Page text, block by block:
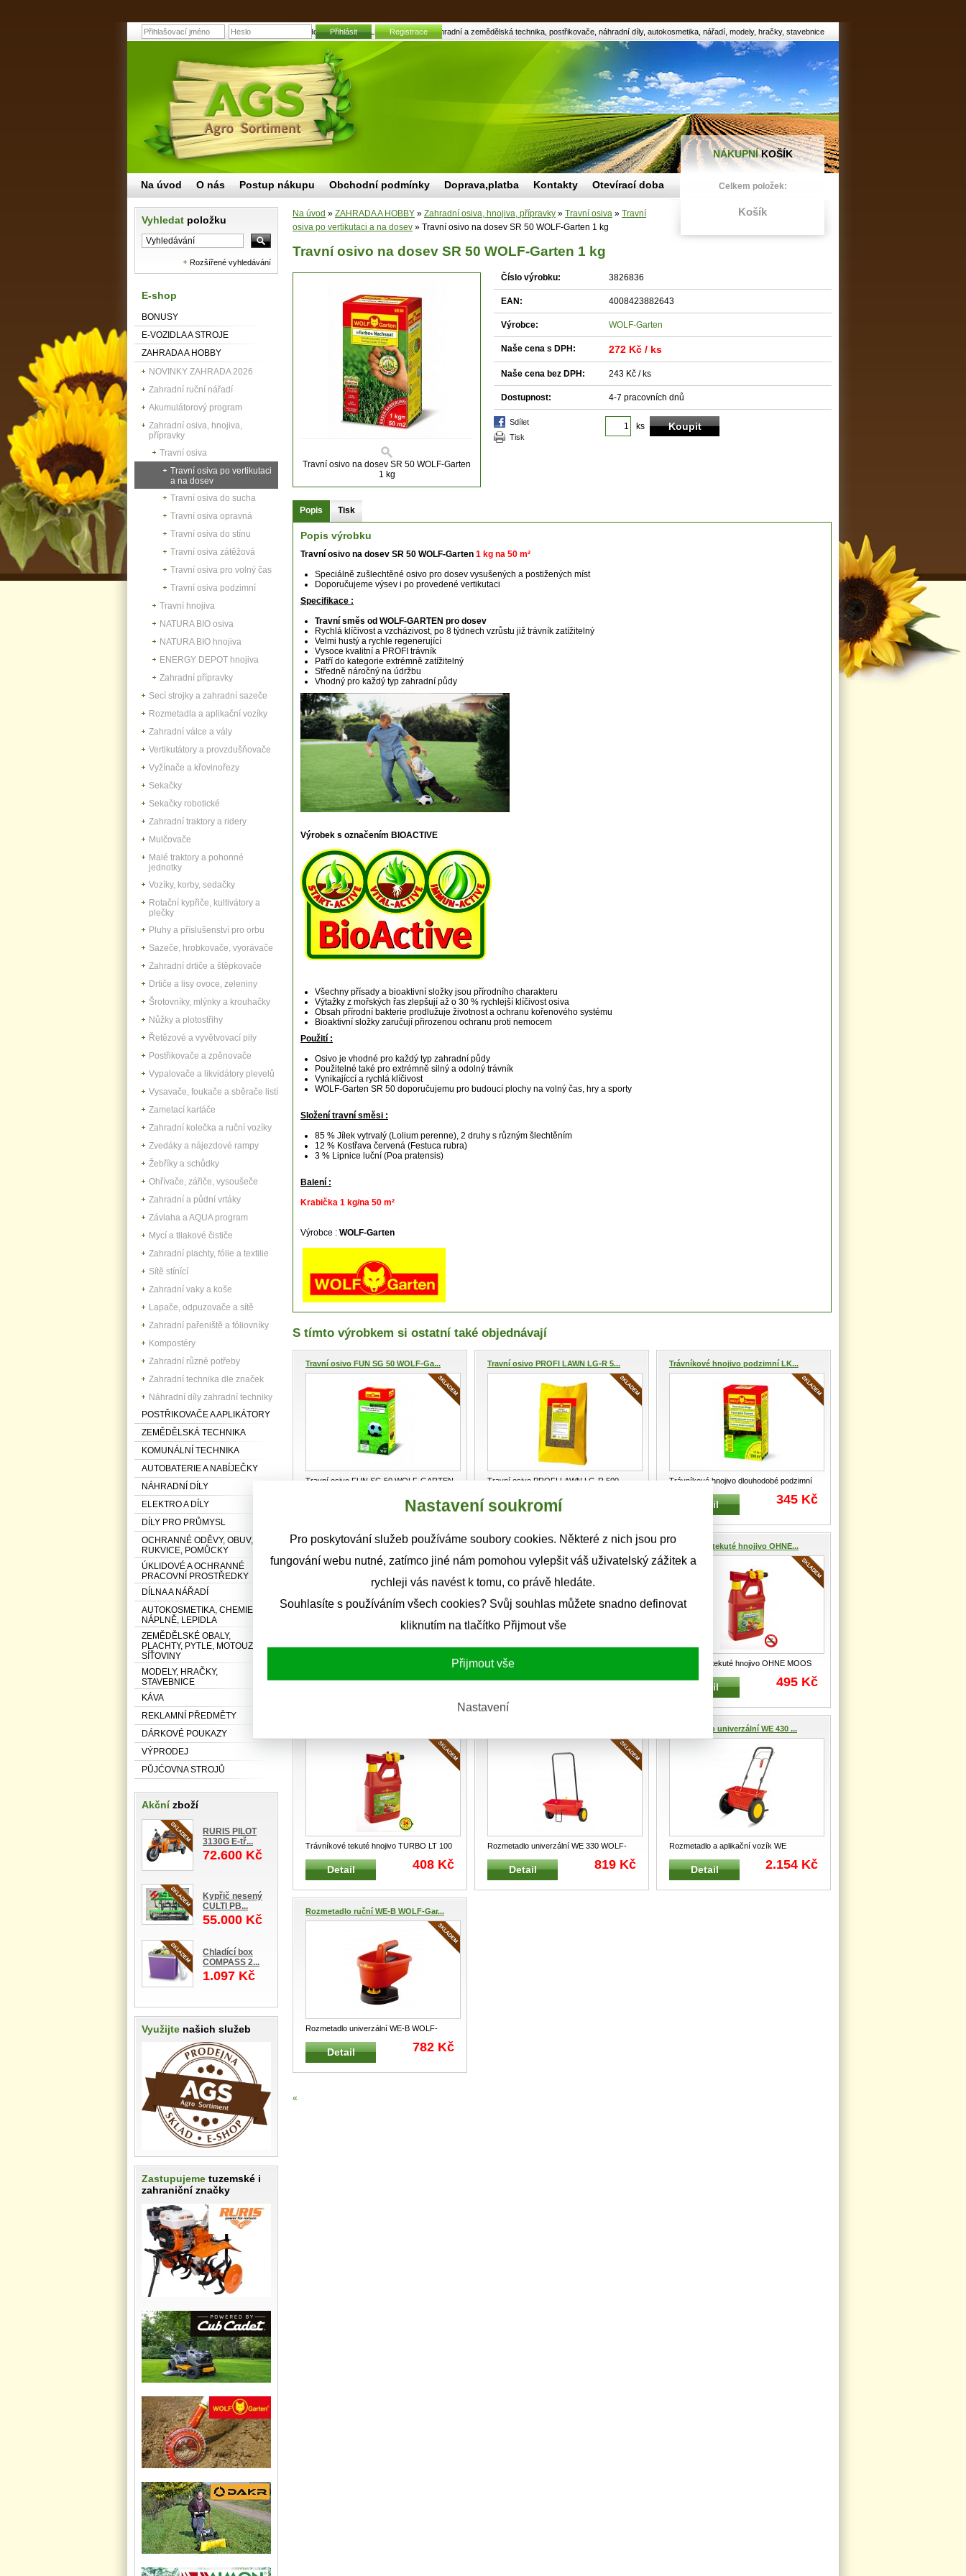
Nastavení soukromí
Pro poskytování služeb používáme soubory cookies. Některé z nich jsou pro
fungování webu nutné, zatímco jiné nám pomohou vylepšit váš uživatelský zážitek a
rychleji vás navést k tomu, co právě hledáte.
Souhlasíte s používáním všech cookies? Svůj souhlas můžete snadno definovat
kliknutím na tlačítko Přijmout vše
Přijmout vše
Nastavení
Travní osivo na dosev SR 50 WOLF-Garten 1 kg | Zahradní a zemědělská technika, postřikovače, náhradní díly, autokosmetika, nářadí, modely, hračky, stavebnice
Přihlásit Registrace
Vyhledat položku
Rozšířené vyhledávání
E-shop
BONUSY
E-VOZIDLA A STROJE
ZAHRADA A HOBBY
NOVINKY ZAHRADA 2026
Zahradní ruční nářadí
Akumulátorový program
Zahradní osiva, hnojiva,
přípravky
Travní osiva
Travní osiva po vertikutaci
a na dosev
Travní osiva do sucha
Travní osiva opravná
Travní osiva do stínu
Travní osiva zátěžová
Travní osiva pro volný čas
Travní osiva podzimní
Travní hnojiva
NATURA BIO osiva
NATURA BIO hnojiva
ENERGY DEPOT hnojiva
Zahradní přípravky
Secí strojky a zahradní sazeče
Rozmetadla a aplikační vozíky
Zahradní válce a vály
Vertikutátory a provzdušňovače
Vyžínače a křovinořezy
Sekačky
Sekačky robotické
Zahradní traktory a ridery
Mulčovače
Malé traktory a pohonné
jednotky
Vozíky, korby, sedačky
Rotační kypřiče, kultivátory a
plečky
Pluhy a příslušenství pro orbu
Sazeče, hrobkovače, vyorávače
Zahradní drtiče a štěpkovače
Drtiče a lisy ovoce, zeleniny
Šrotovníky, mlýnky a krouhačky
Nůžky a plotostřihy
Řetězové a vyvětvovací pily
Postřikovače a zpěnovače
Vypalovače a likvidátory plevelů
Vysavače, foukače a sběrače listí
Zametací kartáče
Zahradní kolečka a ruční vozíky
Zvedáky a nájezdové rampy
Žebříky a schůdky
Ohřívače, zářiče, vysoušeče
Zahradní a půdní vrtáky
Závlaha a AQUA program
Mycí a tllakové čističe
Zahradní plachty, fólie a textilie
Sítě stínící
Zahradní vaky a koše
Lapače, odpuzovače a sítě
Zahradní pařeniště a fóliovníky
Kompostéry
Zahradní různé potřeby
Zahradní technika dle značek
Náhradní díly zahradní techniky
POSTŘIKOVAČE A APLIKÁTORY
ZEMĚDĚLSKÁ TECHNIKA
KOMUNÁLNÍ TECHNIKA
AUTOBATERIE A NABÍJEČKY
NÁHRADNÍ DÍLY
ELEKTRO A DÍLY
DÍLY PRO PRŮMYSL
OCHRANNÉ ODĚVY, OBUV,
RUKVICE, POMŮCKY
ÚKLIDOVÉ A OCHRANNÉ
PRACOVNÍ PROSTŘEDKY
DÍLNA A NÁŘADÍ
AUTOKOSMETIKA, CHEMIE,
NÁPLNĚ, LEPIDLA
ZEMĚDĚLSKÉ OBALY,
PLACHTY, PYTLE, MOTOUZY,
SÍŤOVINY
MODELY, HRAČKY,
STAVEBNICE
KÁVA
REKLAMNÍ PŘEDMĚTY
DÁRKOVÉ POUKAZY
VÝPRODEJ
PŮJĆOVNA STROJŮ
Akčnízboží
RURIS PILOT
3130G E-tř...
72.600 Kč
Kypřič nesený
CULTI PB...
55.000 Kč
Chladící box
COMPASS 2...
1.097 Kč
Využijte našich služeb
Zastupujeme tuzemské i
zahraniční značky
Na úvod » ZAHRADA A HOBBY » Zahradní osiva, hnojiva, přípravky » Travní osiva » Travní
osiva po vertikutaci a na dosev » Travní osivo na dosev SR 50 WOLF-Garten 1 kg
Travní osivo na dosev SR 50 WOLF-Garten 1 kg
Travní osivo na dosev SR 50 WOLF-Garten
1 kg
Číslo výrobku: 3826836
EAN: 4008423882643
Výrobce: WOLF-Garten
Naše cena s DPH: 272 Kč / ks
Naše cena bez DPH: 243 Kč / ks
Dostupnost: 4-7 pracovních dnů
sdílet
tisk
ks
Popis Tisk
Popis výrobku
Travní osivo na dosev SR 50 WOLF-Garten 1 kg na 50 m²
Speciálně zušlechtěné osivo pro dosev vysušených a postižených míst
Doporučujeme výsev i po provedené vertikutaci
Specifikace :
Travní směs od WOLF-GARTEN pro dosev
Rychlá klíčivost a vzcházivost, po 8 týdnech vzrůstu již trávník zatížitelný
Velmi hustý a rychle regenerující
Vysoce kvalitní a PROFI trávník
Patří do kategorie extrémně zatížitelný
Středně náročný na údržbu
Vhodný pro každý typ zahradní půdy
Výrobek s označením BIOACTIVE
Všechny přísady a bioaktivní složky jsou přírodního charakteru
Výtažky z mořských řas zlepšují až o 30 % rychlejší klíčivost osiva
Obsah přírodní bakterie prodlužuje životnost a ochranu kořenového systému
Bioaktivní složky zaručují přirozenou ochranu proti nemocem
Použití :
Osivo je vhodné pro každý typ zahradní půdy
Použitelné také pro extrémně silný a odolný trávník
Vynikajíccí a rychlá klíčivost
WOLF-Garten SR 50 doporučujemu pro budoucí plochy na volný čas, hry a sporty
Složení travní směsi :
85 % Jílek vytrvalý (Lolium perenne), 2 druhy s různým šlechtěním
12 % Kostřava červená (Festuca rubra)
3 % Lipnice luční (Poa pratensis)
Balení :
Krabička 1 kg/na 50 m²
Výrobce : WOLF-Garten
S tímto výrobkem si ostatní také objednávají
Travní osivo FUN SG 50 WOLF-Ga...
Travní osivo FUN SG 50 WOLF-GARTEN
272 Kč
Travní osivo PROFI LAWN LG-R 5...
Travní osivo PROFI LAWN LG-R 500
Detail
Trávníkové hnojivo podzimní LK...
Trávníkové hnojivo dlouhodobé podzimní
LK-B 100 WOLF-Garten 2,5 kg na 100 ...
Detail 345 Kč
Trávníkové hnojivo podzimní LK...
654 Kč
Trávníkové tekuté hnojivo LV 1...
Trávníkové tekuté hnojivo LV 100 B
412 Kč
Trávníkové tekuté hnojivo OHNE...
Trávníkové tekuté hnojivo OHNE MOOS
LM 100 B WOLF-Garten aplikátor 1L na
Detail 495 Kč
Trávníkové tekuté hnojivo TURBO LT 100
B WOLF-GARTEN aplikátor 1L na 100 m²
...
Detail 408 Kč
Rozmetadlo univerzální WE 330 WOLF-
Garten Lehké a obratné univerzální...
Detail 819 Kč
Rozmetadlo univerzální WE 430 ...
Rozmetadlo a aplikační vozík WE
430 WOLF-Garten Lehké, robustní a obr
...
Detail 2.154 Kč
Rozmetadlo ruční WE-B WOLF-Gar...
Rozmetadlo univerzální WE-B WOLF-
Garten Ruční bateriové univerzální a
...
Detail 782 Kč
«
NÁKUPNÍKOŠÍK
Celkem položek:
Košík
Na úvod O nás Postup nákupu Obchodní podmínky Doprava,platba Kontakty Otevírací doba